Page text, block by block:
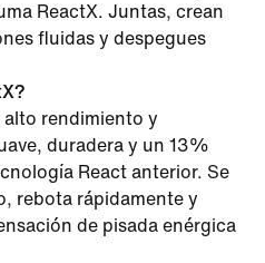
ReactX. Juntas, crean
fluidas y despegues
alto rendimiento y
duradera y un 13%
React anterior. Se
rebota rápidamente y
de pisada enérgica